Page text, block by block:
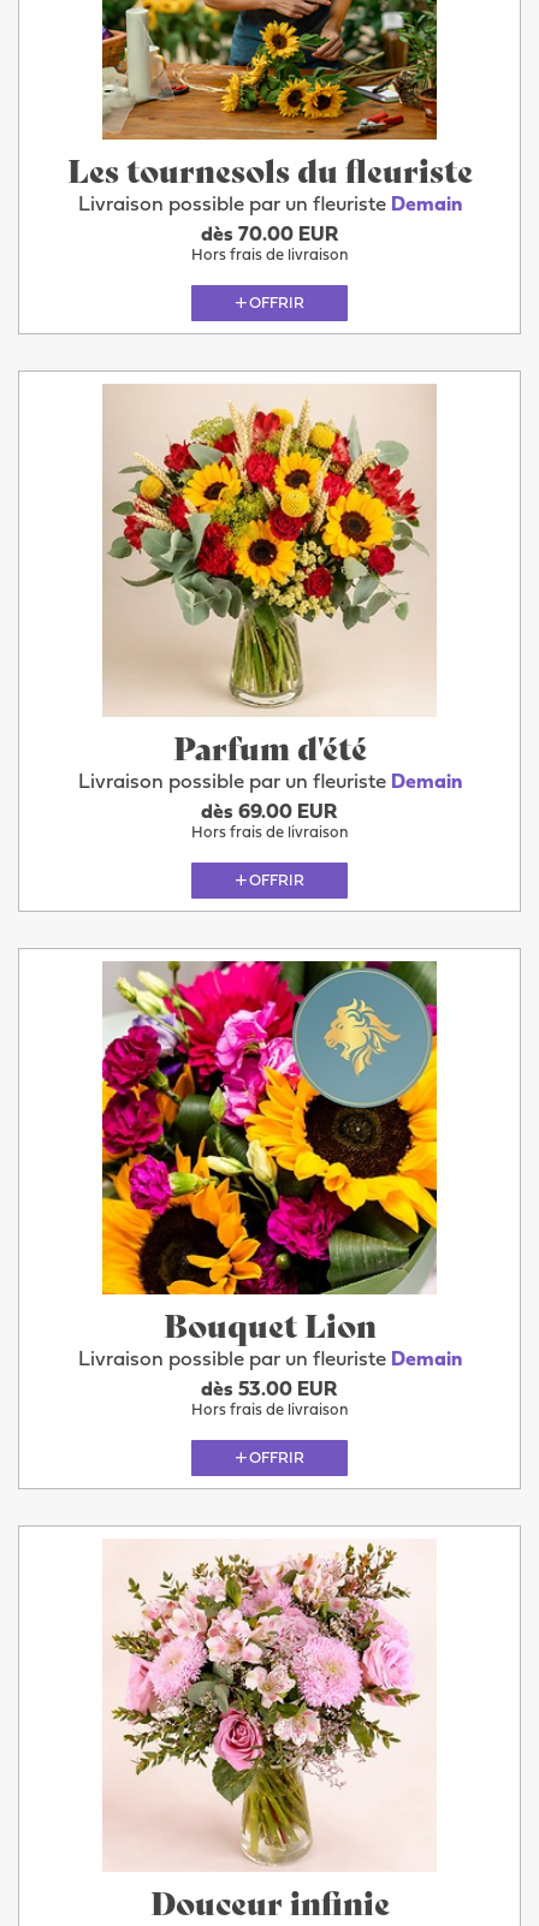
Les tournesols du fleuriste
Livraison possible par un fleuriste Demain
dès 70.00 EUR
Hors frais de livraison
OFFRIR
Parfum d'été
Livraison possible par un fleuriste Demain
dès 69.00 EUR
Hors frais de livraison
OFFRIR
Bouquet Lion
Livraison possible par un fleuriste Demain
dès 53.00 EUR
Hors frais de livraison
OFFRIR
Douceur infinie